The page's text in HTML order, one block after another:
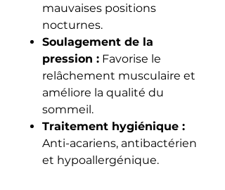
mauvaises positions
nocturnes.
Soulagement de la
pression : Favorise le
relâchement musculaire et
améliore la qualité du
sommeil.
Traitement hygiénique :
Anti-acariens, antibactérien
et hypoallergénique.